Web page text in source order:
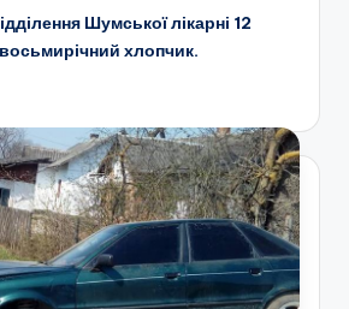
Шумської лікарні 12
хлопчик.